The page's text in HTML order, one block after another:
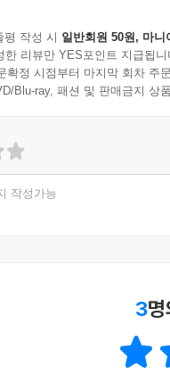
평 작성 시 일반회원 50원, 마니
한 리뷰만 YES포인트 지급됩니
확정 시점부터 마지막 회차 주
Blu-ray, 패션 및 판매금지 상
작성가능
3